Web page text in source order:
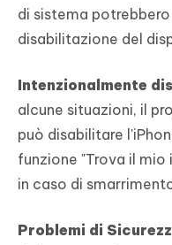
di sistema
disabilitazione del
Intenzionalmente
alcune situazioni, il
può disabilitare
funzione "Trova il
in caso di
Problemi di